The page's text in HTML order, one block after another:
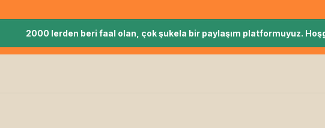
2000 lerden beri faal olan, çok şukela bir paylaşım platformuyuz.